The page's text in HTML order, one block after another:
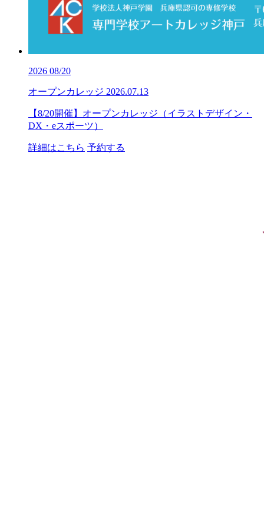
2026 08/20
オープンカレッジ 2026.07.13
【8/20開催】オープンカレッジ（イラストデザイン・
DX・eスポーツ）
詳細はこちら 予約する